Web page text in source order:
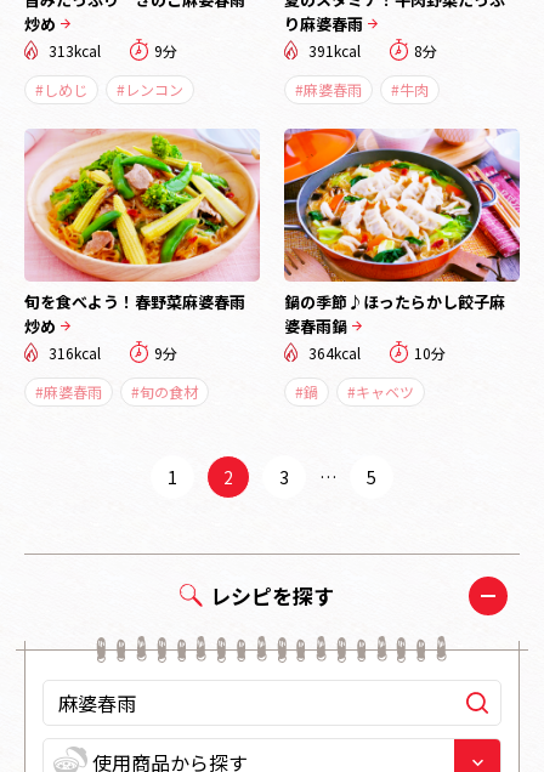
炒め
313kcal
9分
#しめじ
#レンコン
り麻婆春雨
391kcal
8分
#麻婆春雨
#牛肉
旬を食べよう！春野菜麻婆春雨
炒め
316kcal
9分
#麻婆春雨
#旬の食材
鍋の季節♪ほったらかし餃子麻
婆春雨鍋
364kcal
10分
#鍋
#キャベツ
1 2 3 … 5
レシピを探す